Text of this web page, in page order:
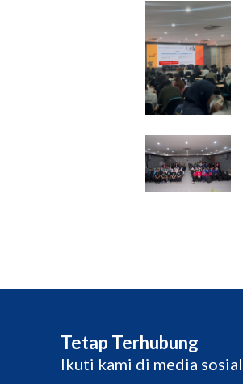
Tetap Terhubung
Ikuti kami di media sosial